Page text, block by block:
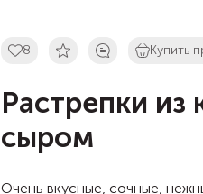
8 Купить
Растрепки из
сыром
Очень вкусные, сочные,